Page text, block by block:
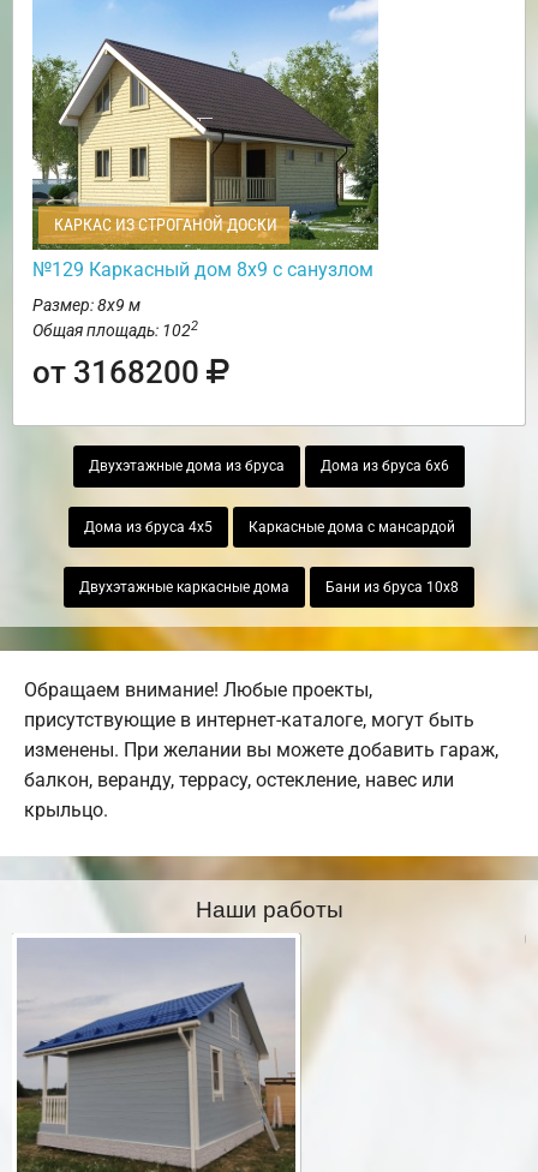
КАРКАС ИЗ СТРОГАНОЙ ДОСКИ
№129 Каркасный дом 8х9 с санузлом
Размер: 8х9 м
Общая площадь: 1022
от 3168200
Двухэтажные дома из бруса Дома из бруса 6х6
Дома из бруса 4х5 Каркасные дома с мансардой
Двухэтажные каркасные дома Бани из бруса 10х8
Обращаем внимание! Любые проекты,
присутствующие в интернет-каталоге, могут быть
изменены. При желании вы можете добавить гараж,
балкон, веранду, террасу, остекление, навес или
крыльцо.
Наши работы